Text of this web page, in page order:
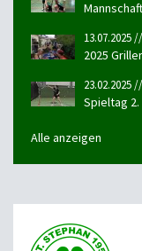
13.07.2025
2025
23.02.2025
Spieltag 2.
Alle anzeigen